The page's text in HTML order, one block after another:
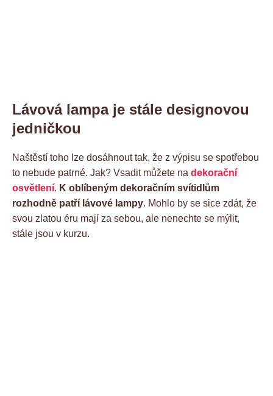
Lávová lampa je stále designovou
jedničkou
Naštěstí toho lze dosáhnout tak, že z výpisu se spotřebou
to nebude patrné. Jak? Vsadit můžete na dekorační
osvětlení. K oblíbeným dekoračním svítidlům
rozhodně patří lávové lampy. Mohlo by se sice zdát, že
svou zlatou éru mají za sebou, ale nenechte se mýlit,
stále jsou v kurzu.